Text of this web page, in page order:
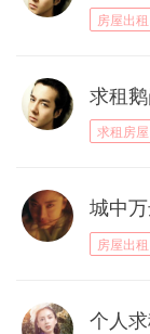
求租
城中
个人